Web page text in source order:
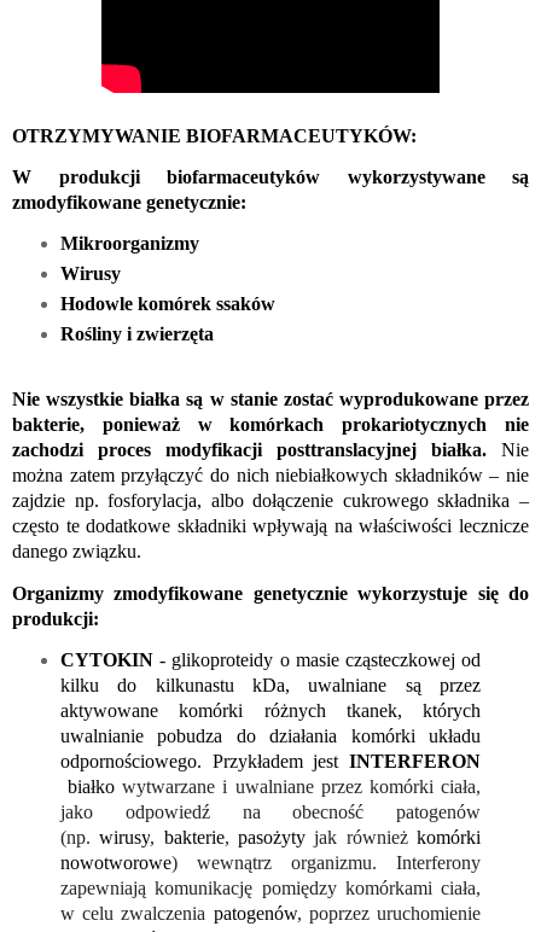
OTRZYMYWANIE BIOFARMACEUTYKÓW:
W produkcji biofarmaceutyków wykorzystywane są
zmodyfikowane genetycznie:
Mikroorganizmy
Wirusy
Hodowle komórek ssaków
Rośliny i zwierzęta
Nie wszystkie białka są w stanie zostać wyprodukowane przez
bakterie, ponieważ w komórkach prokariotycznych nie
zachodzi proces modyfikacji posttranslacyjnej białka. Nie
można zatem przyłączyć do nich niebiałkowych składników – nie
zajdzie np. fosforylacja, albo dołączenie cukrowego składnika –
często te dodatkowe składniki wpływają na właściwości lecznicze
danego związku.
Organizmy zmodyfikowane genetycznie wykorzystuje się do
produkcji:
CYTOKIN - glikoproteidy o masie cząsteczkowej od
kilku do kilkunastu kDa, uwalniane są przez
aktywowane komórki różnych tkanek, których
uwalnianie pobudza do działania komórki układu
odpornościowego. Przykładem jest
białko wytwarzane i uwalniane przez komórki ciała,
jako odpowiedź na obecność patogenów
(np. wirusy, bakterie, pasożyty jak również komórki
nowotworowe) wewnątrz organizmu. Interferony
zapewniają komunikację pomiędzy komórkami ciała,
w celu zwalczenia patogenów, poprzez uruchomienie